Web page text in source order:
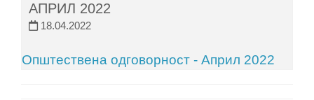
АПРИЛ 2022
18.04.2022
Општествена одговорност - Април 2022